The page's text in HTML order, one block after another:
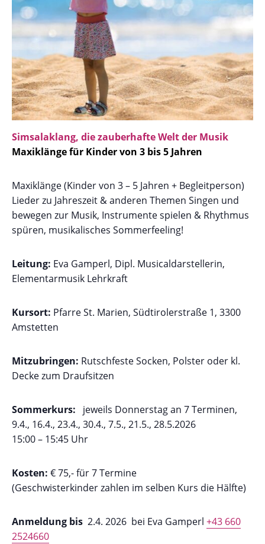
Simsalaklang, die zauberhafte Welt der Musik
Maxiklänge für Kinder von 3 bis 5 Jahren
Maxiklänge (Kinder von 3 – 5 Jahren + Begleitperson)
Lieder zu Jahreszeit & anderen Themen Singen und
bewegen zur Musik, Instrumente spielen & Rhythmus
spüren, musikalisches Sommerfeeling!
Leitung: Eva Gamperl, Dipl. Musicaldarstellerin,
Elementarmusik Lehrkraft
Kursort: Pfarre St. Marien, Südtirolerstraße 1, 3300
Amstetten
Mitzubringen: Rutschfeste Socken, Polster oder kl.
Decke zum Draufsitzen
Sommerkurs: jeweils Donnerstag an 7 Terminen,
9.4., 16.4., 23.4., 30.4., 7.5., 21.5., 28.5.2026
15:00 – 15:45 Uhr
Kosten: € 75,- für 7 Termine
(Geschwisterkinder zahlen im selben Kurs die Hälfte)
Anmeldung bis 2.4. 2026 bei Eva Gamperl +43 660
2524660